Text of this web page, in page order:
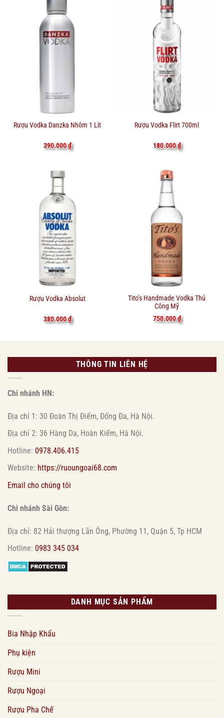
Rượu Vodka Danzka Nhôm 1 Lít
390.000₫
Rượu Vodka Flirt 700ml
180.000₫
Rượu Vodka Absolut
380.000₫
Tito’s Handmade Vodka Thủ
Công Mỹ
750.000₫
THÔNG TIN LIÊN HỆ
Chi nhánh HN:
Địa chỉ 1: 30 Đoàn Thị Điểm, Đống Đa, Hà Nội.
Địa chỉ 2: 36 Hàng Da, Hoàn Kiếm, Hà Nội.
Hotline: 0978.406.415
Website: https://ruoungoai68.com
Email cho chúng tôi
Chi nhánh Sài Gòn:
Địa chỉ: 82 Hải thượng Lãn Ông, Phường 11, Quận 5, Tp HCM
Hotline: 0983 345 034
DANH MỤC SẢN PHẨM
Bia Nhập Khẩu
Phụ kiện
Rượu Mini
Rượu Ngoại
Rượu Pha Chế